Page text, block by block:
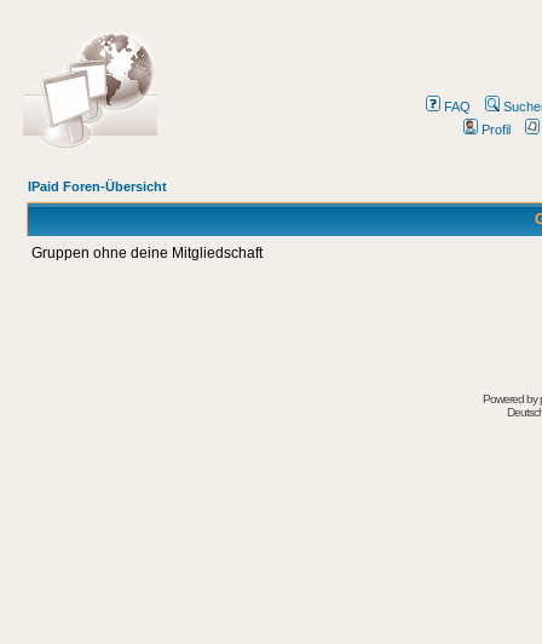
FAQ
Profil
IPaid Foren-Übersicht
Gruppen ohne deine Mitgliedschaft
Powered by